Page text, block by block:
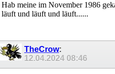
Hab meine im November 1986
läuft und läuft und läuft......
TheCrow:
12.04.2024 08:46